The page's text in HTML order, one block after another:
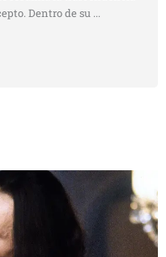
Dentro de su ...